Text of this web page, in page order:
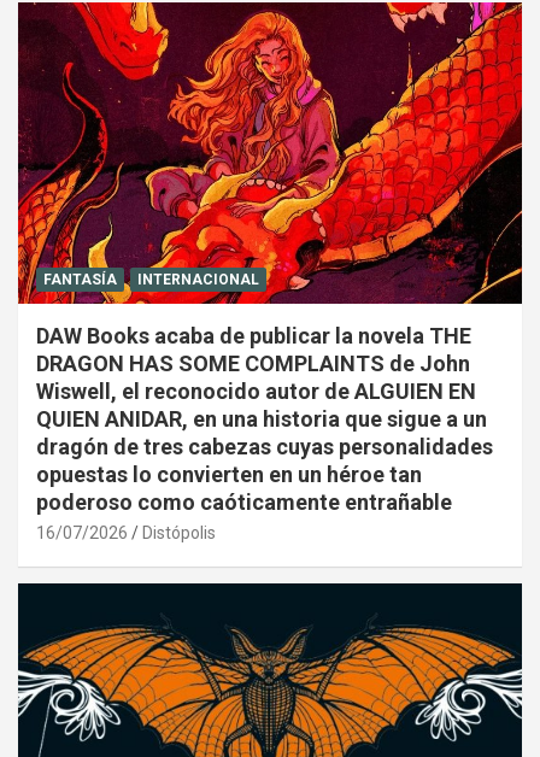
FANTASÍA INTERNACIONAL
DAW Books acaba de publicar la novela THE
DRAGON HAS SOME COMPLAINTS de John
Wiswell, el reconocido autor de ALGUIEN EN
QUIEN ANIDAR, en una historia que sigue a un
dragón de tres cabezas cuyas personalidades
opuestas lo convierten en un héroe tan
poderoso como caóticamente entrañable
16/07/2026 Distópolis